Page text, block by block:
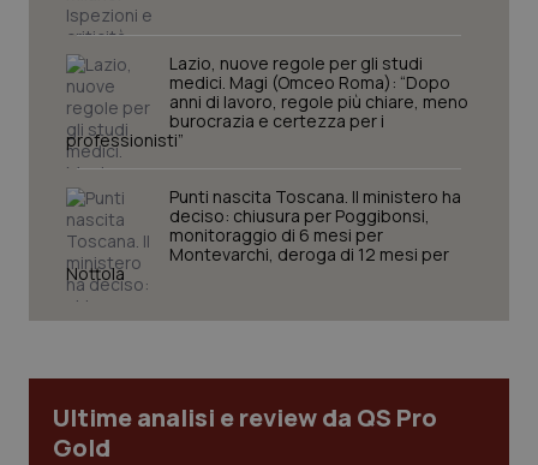
Lazio, nuove regole per gli studi
medici. Magi (Omceo Roma): “Dopo
anni di lavoro, regole più chiare, meno
burocrazia e certezza per i
professionisti”
Punti nascita Toscana. Il ministero ha
deciso: chiusura per Poggibonsi,
monitoraggio di 6 mesi per
Montevarchi, deroga di 12 mesi per
Nottola
Ultime analisi e review da QS Pro
Gold
Necessari Statistici Marketing
I cookie necessari contribuiscono a rendere fruibile il
sito web abilitandone funzionalità di base quali la
protette del sito. Il sito web non è in grado di
funzionare correttamente senza questi cookie.
Nome
Fornitore /Dominio
VISITOR_PRIVACY_METADATA